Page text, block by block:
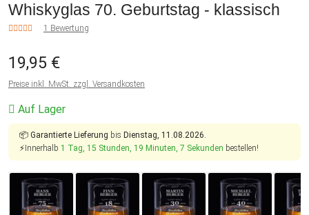
Whiskyglas 70. Geburtstag - klassisch
1 Bewertung
19,95 €
Preise inkl. MwSt. zzgl. Versandkosten
Auf Lager
📦 Garantierte Lieferung bis Dienstag, 11.08.2026.
⚡Innerhalb 1 Tag, 15 Stunden, 19 Minuten, 7 Sekunden bestellen!